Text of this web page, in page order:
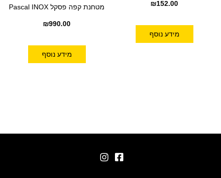
₪152.00
מידע נוסף
מטחנת קפה פסקל Pascal INOX
₪990.00
מידע נוסף